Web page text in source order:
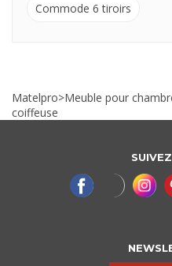
Commode 6 tiroirs
Matelpro>Meuble pour
coiffeuse